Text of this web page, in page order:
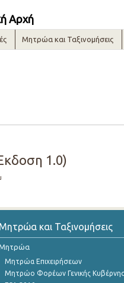
Αρχή
Μητρώα και Ταξινομήσεις
1.0)
Μητρώα και Ταξινομήσεις
Μητρώα Επιχειρήσεων
Μητρώο Φορέων Γενικής